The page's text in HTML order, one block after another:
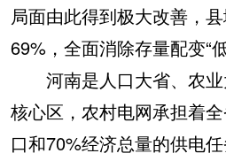
局面由此得到极大改善，
69%，全面消除存量配变“
河南是人口大省、农业
核心区，农村电网承担着
口和70%经济总量的供电